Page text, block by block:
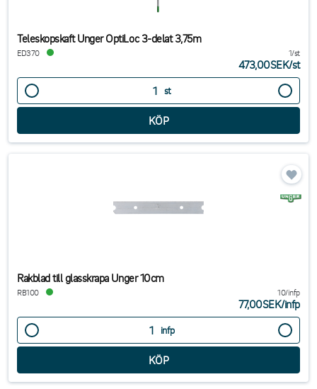
Teleskopskaft Unger OptiLoc 3-delat 3,75m
ED370 1/st
473,00SEK/st
st
Rakblad till glasskrapa Unger 10cm
RB100 10/infp
77,00SEK/infp
infp